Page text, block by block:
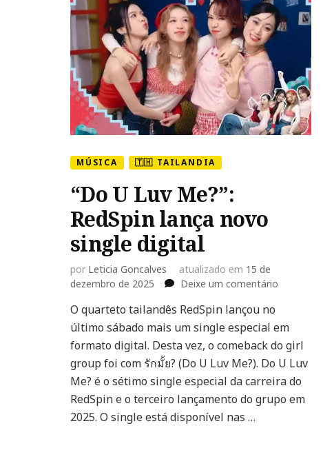
MÚSICA 🇹🇭 TAILANDIA
“Do U Luv Me?”:
RedSpin lança novo
single digital
por Leticia Goncalves atualizado em 15 de
dezembro de 2025
Deixe um comentário
Luv
Me?”:
RedSpin
lança
novo
single
O quarteto tailandês RedSpin lançou no
último sábado mais um single especial em
formato digital. Desta vez, o comeback do girl
group foi com รักมั้ย? (Do U Luv Me?). Do U Luv
Me? é o sétimo single especial da carreira do
RedSpin e o terceiro lançamento do grupo em
2025. O single está disponível nas …